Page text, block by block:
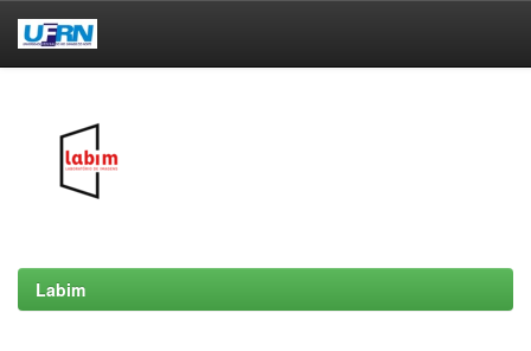
Labim